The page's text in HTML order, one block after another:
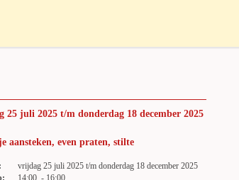
25 juli 2025 t/m donderdag 18 december 2025
aansteken, even praten, stilte
vrijdag 25 juli 2025 t/m donderdag 18 december 2025
14:00 - 16:00